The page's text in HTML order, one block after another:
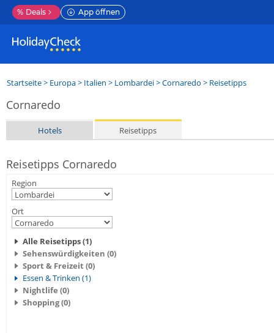
% Deals App öffnen
Startseite> Europa> Italien > Lombardei>Cornaredo > Reisetipps
Cornaredo
Hotels Reisetipps
Reisetipps Cornaredo
Region
Ort
Alle Reisetipps (1)
Sehenswürdigkeiten (0)
Sport & Freizeit (0)
Essen & Trinken (1)
Nightlife (0)
Shopping (0)